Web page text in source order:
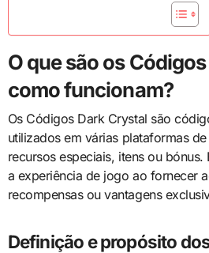
O que são os
como funcionam?
Os Códigos Dark Crystal são
utilizados em várias plataformas
recursos especiais, itens ou
a experiência de jogo ao fornecer
recompensas ou vantagens
Definição e propósito